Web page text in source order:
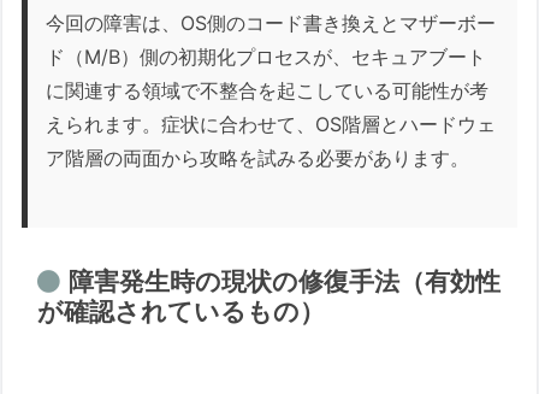
2. 改善しない可能性（絶望的な
ケース）
3. CMOSクリアが「トドメ」に
なるリスク（副作用）
さらにさらに：CMOSクリアとOSと
み込み」の可能性
2. 「高速起動」の呪い：OSと
今回の障害は、OS側のコード書き換えとマザーボー
ド（M/B）側の初期化プロセスが、セキュアブート
に関連する領域で不整合を起こしている可能性が考
えられます。症状に合わせて、OS階層とハードウェ
ア階層の両面から攻略を試みる必要があります。
障害発生時の現状の修復手法（有効性
が確認されているもの）